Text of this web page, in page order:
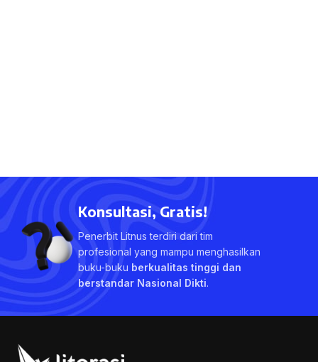
Konsultasi, Gratis!
Penerbit Litnus terdiri dari tim
profesional yang mampu menghasilkan
buku-buku berkualitas tinggi dan
berstandar Nasional Dikti.